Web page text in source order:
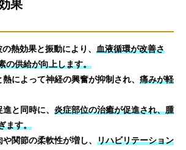
果
熱効果と振動により、 血液循環が改善さ
の供給が向上します。
によって神経の興奮が抑制され、 痛みが軽
と同時に、 炎症部位の治癒が促進され、腫
ます。
や関節の柔軟性が増し、 リハビリテーション